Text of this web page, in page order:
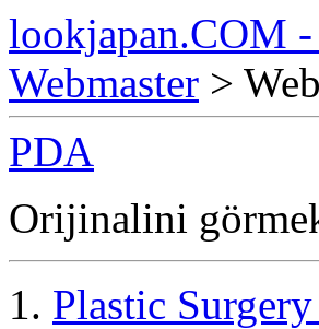
lookjapan.COM -
Webmaster >
PDA
Orijinalini
Plastic